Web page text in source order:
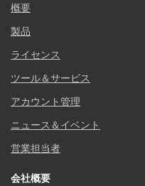
概要
製品
ライセンス
ツール＆サービス
アカウント管理
ニュース＆イベント
営業担当者
会社概要